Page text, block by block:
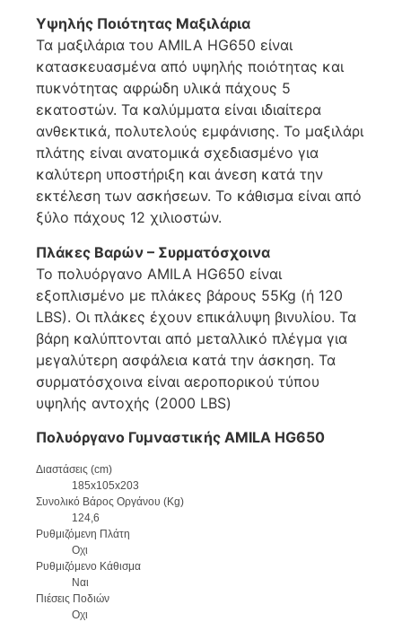
Υψηλής Ποιότητας Μαξιλάρια
Τα μαξιλάρια του AMILA HG650 είναι
κατασκευασμένα από υψηλής ποιότητας και
πυκνότητας αφρώδη υλικά πάχους 5
εκατοστών. Τα καλύμματα είναι ιδιαίτερα
ανθεκτικά, πολυτελούς εμφάνισης. Το μαξιλάρι
πλάτης είναι ανατομικά σχεδιασμένο για
καλύτερη υποστήριξη και άνεση κατά την
εκτέλεση των ασκήσεων. Το κάθισμα είναι από
ξύλο πάχους 12 χιλιοστών.
Πλάκες Βαρών – Συρματόσχοινα
Το πολυόργανο AMILA HG650 είναι
εξοπλισμένο με πλάκες βάρους 55Kg (ή 120
LBS). Οι πλάκες έχουν επικάλυψη βινυλίου. Τα
βάρη καλύπτονται από μεταλλικό πλέγμα για
μεγαλύτερη ασφάλεια κατά την άσκηση. Τα
συρματόσχοινα είναι αεροπορικού τύπου
υψηλής αντοχής (2000 LBS)
Πολυόργανο Γυμναστικής AMILA HG650
Διαστάσεις (cm)
185x105x203
Συνολικό Βάρος Οργάνου (Kg)
124,6
Ρυθμιζόμενη Πλάτη
Οχι
Ρυθμιζόμενο Κάθισμα
Ναι
Πιέσεις Ποδιών
Οχι